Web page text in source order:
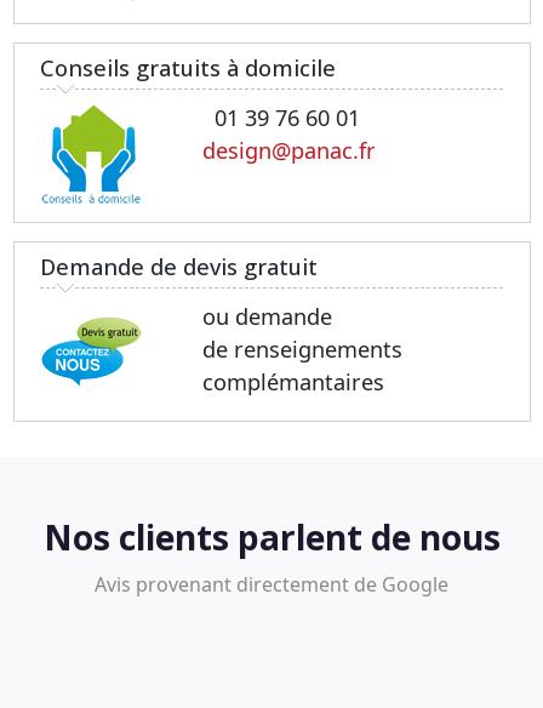
Conseils gratuits à domicile
01 39 76 60 01
design@panac.fr
Demande de devis gratuit
ou demande
de renseignements
complémantaires
Nos clients parlent de nous
Avis provenant directement de Google